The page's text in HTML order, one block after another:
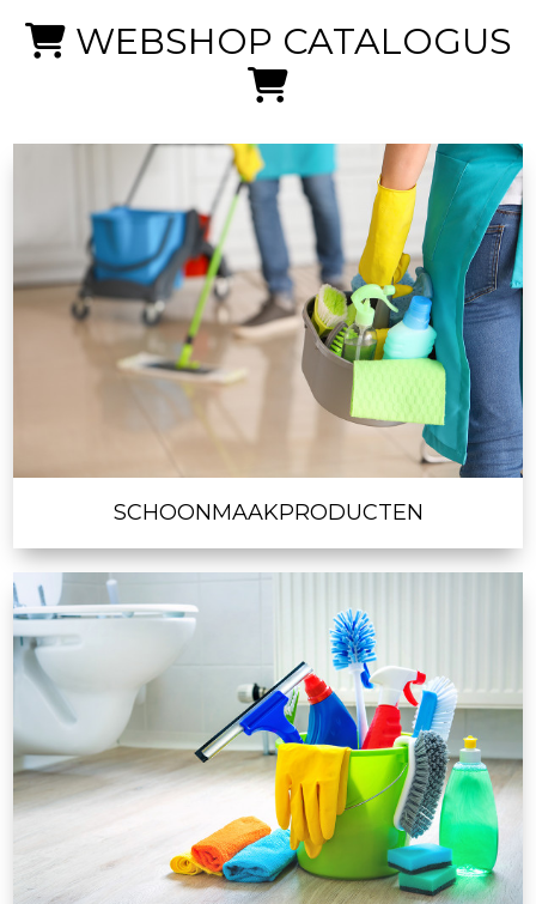
WEBSHOP CATALOGUS
SCHOONMAAKPRODUCTEN